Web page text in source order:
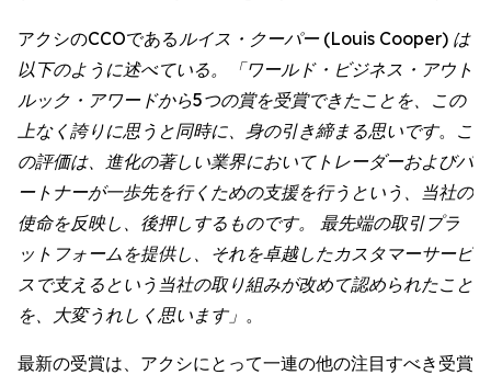
アクシのCCOであるルイス・クーパー (Louis Cooper) は
以下のように述べている。「ワールド・ビジネス・アウト
ルック・アワードから5つの賞を受賞できたことを、この
上なく誇りに思うと同時に、身の引き締まる思いです。 こ
の評価は、進化の著しい業界においてトレーダーおよびパ
ートナーが一歩先を行くための支援を行うという、当社の
使命を反映し、後押しするものです。 最先端の取引プラ
ットフォームを提供し、それを卓越したカスタマーサービ
スで支えるという当社の取り組みが改めて認められたこと
を、大変うれしく思います」 。
最新の受賞は、アクシにとって一連の他の注目すべき受賞